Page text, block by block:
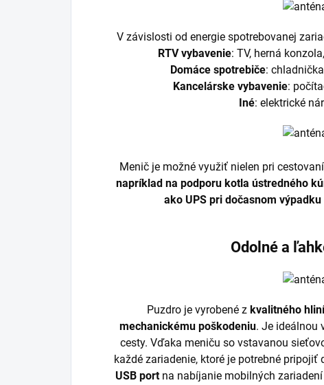
V závislosti od energie spotrebovanej
RTV vybavenie: TV, herná
Domáce spotrebiče:
Kancelárske vybavenie:
Iné: elektrické
Menič je možné využiť nielen pri
napríklad na podporu kotla ústredného
ako UPS pri dočasnom
Odolné a
Puzdro je vyrobené z kvalitného
mechanickému poškodeniu. Je ideálnou
cesty. Vďaka meniču so vstavanou
každé zariadenie, ktoré je potrebné
USB portna nabíjanie mobilných zariadení